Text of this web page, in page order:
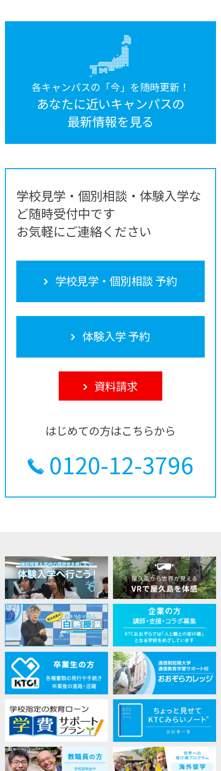
各キャンパスの「今」を随時更新！
あなたに近いキャンパスの
最新情報を見る
学校見学・個別相談・体験入学な
ど随時受付中です
お気軽にご連絡ください
学校見学・個別相談 予約
体験入学 予約
資料請求
はじめての方はこちらから
0120-12-3796